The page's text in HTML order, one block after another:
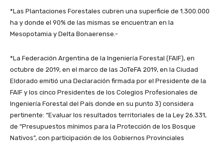
*Las Plantaciones Forestales cubren una superficie de 1.300.000
ha y donde el 90% de las mismas se encuentran en la
Mesopotamia y Delta Bonaerense.-
*La Federación Argentina de la Ingeniería Forestal (FAIF), en
octubre de 2019, en el marco de las JoTeFA 2019, en la Ciudad
Eldorado emitió una Declaración firmada por el Presidente de la
FAIF y los cinco Presidentes de los Colegios Profesionales de
Ingeniería Forestal del País donde en su punto 3) considera
pertinente: “Evaluar los resultados territoriales de la Ley 26.331,
de “Presupuestos mínimos para la Protección de los Bosque
Nativos”, con participación de los Gobiernos Provinciales